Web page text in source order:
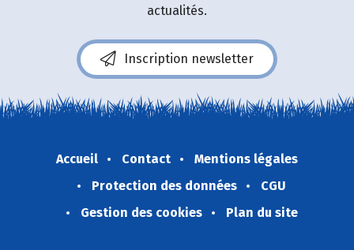
actualités.
Inscription newsletter
Accueil Contact
Mentions légales
Protection des données
CGU
Gestion des cookies
Plan du site